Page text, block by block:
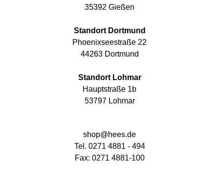
35392 Gießen
Standort Dortmund
Phoenixseestraße 22
44263 Dortmund
Standort Lohmar
Hauptstraße 1b
53797 Lohmar
shop@hees.de
Tel. 0271 4881 - 494
Fax: 0271 4881-100